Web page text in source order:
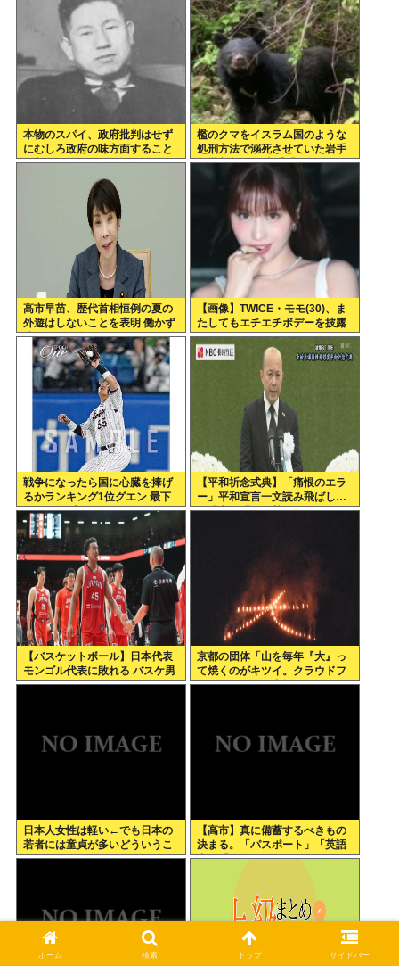
本物のスパイ、政府批判はせず
にむしろ政府の味方面すること
が判明
檻のクマをイスラム国のような
処刑方法で溺死させていた岩手
に批判殺到！ 岩手「こ、これは
岩手伝統の処刑方法なんよ…」
高市早苗、歴代首相恒例の夏の
外遊はしないことを表明 働かず
連日終日公邸のもよう
【画像】TWICE・モモ(30)、ま
たしてもエチエチボデーを披露
www
戦争になったら国に心臓を捧げ
るかランキング1位グエン 最下
位ジャップ
【平和祈念式典】「痛恨のエラ
ー」平和宣言一文読み飛ばし…
長崎市長「つい熱くなって」
【バスケットボール】日本代表
モンゴル代表に敗れる バスケ男
子
京都の団体「山を毎年『大』っ
て焼くのがキツイ。クラウドフ
ァンディングで支援してくださ
日本人女性は軽い←でも日本の
若者には童貞が多いどういうこ
とや？
【高市】真に備蓄するべきもの
決まる。「パスポート」「英語
力」「海外からアクセスして日
ホーム 検索 トップ サイドバー